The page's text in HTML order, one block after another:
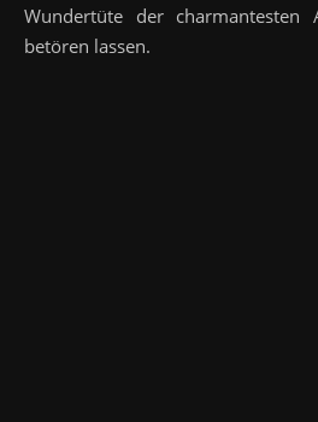
Wundertüte der charmantesten
betören lassen.